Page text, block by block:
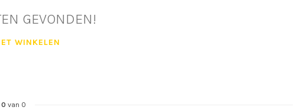
GEVONDEN!
WINKELEN
0 van 0